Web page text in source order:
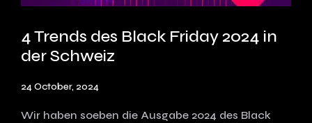
4 Trends des Black Friday 2024 in
der Schweiz
24 October, 2024
Wir haben soeben die Ausgabe 2024 des Black